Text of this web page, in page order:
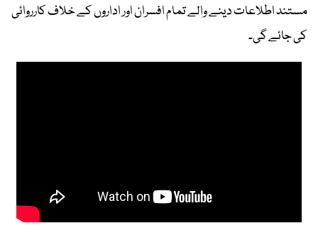
مستند اطلاعات دینے والے تمام افسران اور اداروں کے خلاف کارروائی
کی جائے گی۔